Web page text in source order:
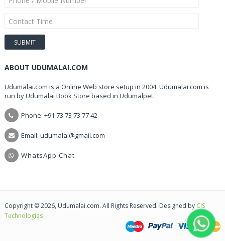
ABOUT UDUMALAI.COM
Udumalai.com is a Online Web store setup in 2004. Udumalai.com is
run by Udumalai Book Store based in Udumalpet.
Phone: +91 73 73 73 77 42
Email: udumalai@gmail.com
WhatsApp Chat
Copyright © 2026, Udumalai.com. All Rights Reserved. Designed by CIS
Technologies